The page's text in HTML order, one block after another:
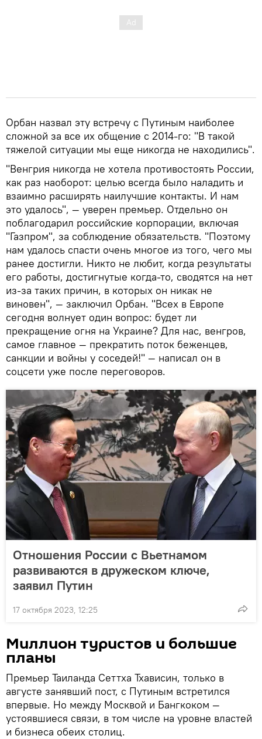
Орбан назвал эту встречу с Путиным наиболее
сложной за все их общение с 2014-го: "В такой
тяжелой ситуации мы еще никогда не находились".
"Венгрия никогда не хотела противостоять России,
как раз наоборот: целью всегда было наладить и
взаимно расширять наилучшие контакты. И нам
это удалось", — уверен премьер. Отдельно он
поблагодарил российские корпорации, включая
"Газпром", за соблюдение обязательств. "Поэтому
нам удалось спасти очень многое из того, чего мы
ранее достигли. Никто не любит, когда результаты
его работы, достигнутые когда-то, сводятся на нет
из-за таких причин, в которых он никак не
виновен", — заключил Орбан. "Всех в Европе
сегодня волнует один вопрос: будет ли
прекращение огня на Украине? Для нас, венгров,
самое главное — прекратить поток беженцев,
санкции и войны у соседей!" — написал он в
соцсети уже после переговоров.
Отношения России с Вьетнамом
развиваются в дружеском ключе,
заявил Путин
17 октября 2023, 12:25
Миллион туристов и большие
планы
Премьер Таиланда Сеттха Тхависин, только в
августе занявший пост, с Путиным встретился
впервые. Но между Москвой и Бангкоком —
устоявшиеся связи, в том числе на уровне властей
и бизнеса обеих столиц.